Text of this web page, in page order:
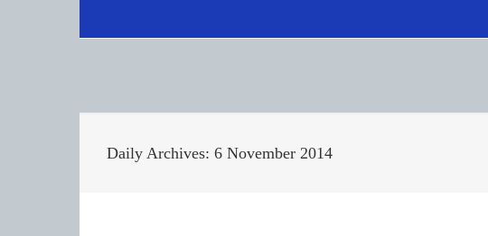
Daily Archives: 6 November 2014